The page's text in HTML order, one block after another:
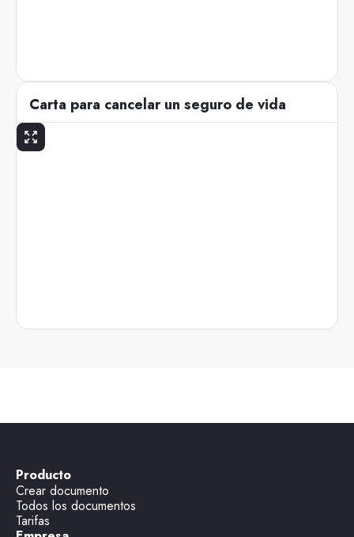
Carta para cancelar un seguro de vida
Producto
Crear documento
Todos los documentos
Tarifas